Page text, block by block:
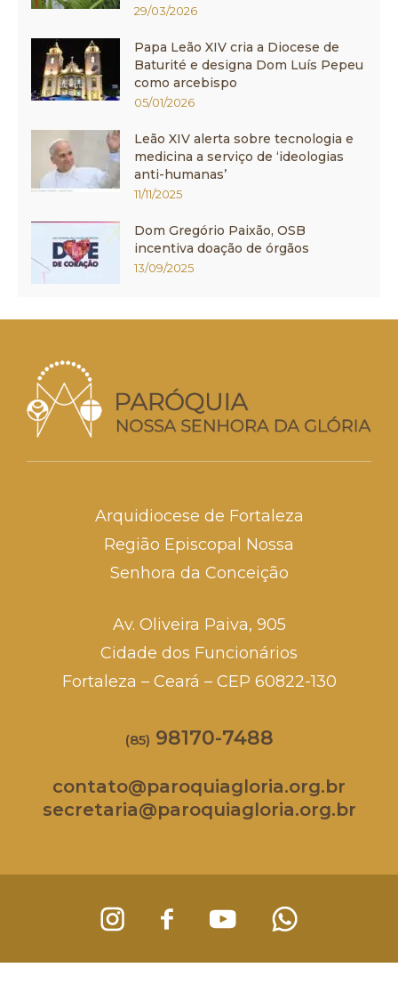
29/03/2026
Papa Leão XIV cria a Diocese de
Baturité e designa Dom Luís Pepeu
como arcebispo
05/01/2026
Leão XIV alerta sobre tecnologia e
medicina a serviço de ‘ideologias
anti-humanas’
11/11/2025
Dom Gregório Paixão, OSB
incentiva doação de órgãos
13/09/2025
Arquidiocese de Fortaleza
Região Episcopal Nossa
Senhora da Conceição
Av. Oliveira Paiva, 905
Cidade dos Funcionários
Fortaleza – Ceará – CEP 60822-130
(85) 98170-7488
contato@paroquiagloria.org.br
secretaria@paroquiagloria.org.br